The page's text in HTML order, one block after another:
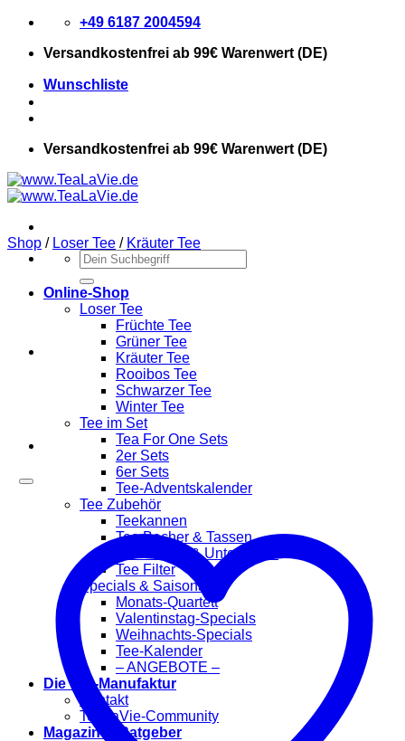
Zum
springen
+49 6187 2004594
Versandkostenfrei ab 99€ Warenwert (DE)
Wunschliste
Versandkostenfrei ab 99€ Warenwert (DE)
Suchen
nach:
Online-Shop
Loser Tee
Früchte Tee
Grüner Tee
Kräuter Tee
Rooibos Tee
Schwarzer Tee
Winter Tee
Tee im Set
Tea For One Sets
2er Sets
6er Sets
Tee-Adventskalender
Tee Zubehör
Teekannen
Tee Becher & Tassen
Teewärmer & Untersetzer
Tee Filter
Specials & Saisonal
Monats-Quartett
Valentinstag-Specials
Weihnachts-Specials
Tee-Kalender
– ANGEBOTE –
Die Tee-Manufaktur
Kontakt
TeaLaVie-Community
Magazin & Ratgeber
Shop / Loser Tee / Kräuter Tee